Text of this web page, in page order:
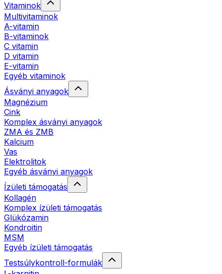
Vitaminok
Multivitaminok
A-vitamin
B-vitaminok
C vitamin
D vitamin
E-vitamin
Egyéb vitaminok
Ásványi anyagok
Magnézium
Cink
Komplex ásványi anyagok
ZMA és ZMB
Kalcium
Vas
Elektrolitok
Egyéb ásványi anyagok
Ízületi támogatás
Kollagén
Komplex ízületi támogatás
Glükózamin
Kondroitin
MSM
Egyéb ízületi támogatás
Testsúlykontroll-formulák